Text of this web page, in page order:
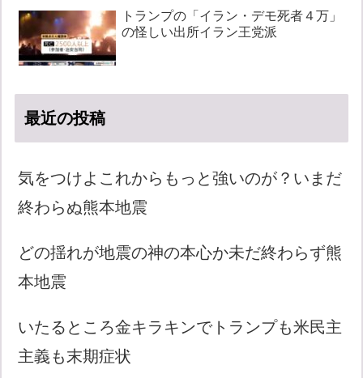
トランプの「イラン・デモ死者４万」
の怪しい出所イラン王党派
最近の投稿
気をつけよこれからもっと強いのが？いまだ
終わらぬ熊本地震
どの揺れが地震の神の本心か未だ終わらず熊
本地震
いたるところ金キラキンでトランプも米民主
主義も末期症状